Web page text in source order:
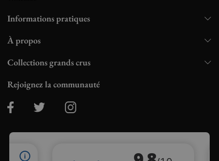
Informations pratiques
À propos
Collections grands crus
Rejoignez la communauté